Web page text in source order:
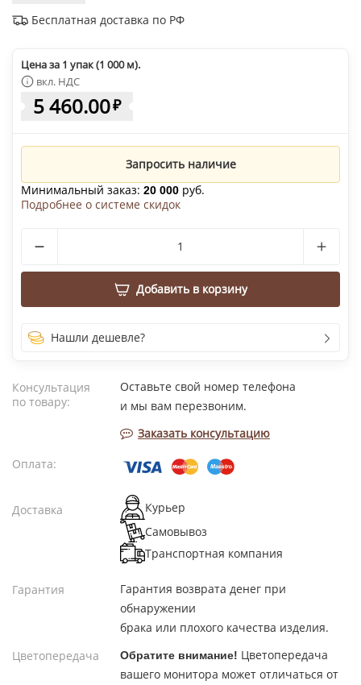
Бесплатная доставка по РФ
Цена за 1 упак (1 000 м).
вкл. НДС
5 460.00₽
Запросить наличие
Минимальный заказ: 20 000 руб.
Подробнее о системе скидок
Добавить в корзину
Нашли дешевле?
Консультация
по товару:
Оставьте свой номер телефона
и мы вам перезвоним.
Заказать консультацию
Оплата:
Доставка
Курьер
Самовывоз
Транспортная компания
Гарантия
Гарантия возврата денег при
обнаружении
брака или плохого качества изделия.
Цветопередача
Обратите внимание! Цветопередача
вашего монитора может отличаться от